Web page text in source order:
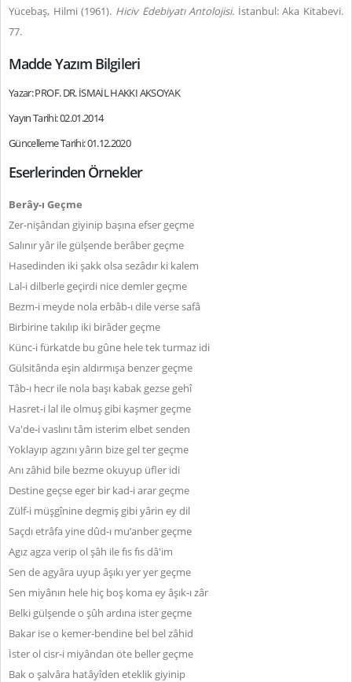
Yücebaş, Hilmi (1961). Hiciv Edebiyatı Antolojisi. İstanbul: Aka Kitabevi.
77.
Madde Yazım Bilgileri
Yazar: PROF. DR. İSMAİL HAKKI AKSOYAK
Yayın Tarihi: 02.01.2014
Güncelleme Tarihi: 01.12.2020
Eserlerinden Örnekler
Berây-ı Geçme
Zer-nişândan giyinip başına efser geçme
Salınır yâr ile gülşende berâber geçme
Hasedinden iki şakk olsa sezâdır ki kalem
Lal-i dilberle geçirdi nice demler geçme
Bezm-i meyde nola erbâb-ı dile verse safâ
Birbirine takılıp iki birâder geçme
Künc-i fürkatde bu gûne hele tek turmaz idi
Gülsitânda eşin aldırmışa benzer geçme
Tâb-ı hecr ile nola başı kabak gezse gehî
Hasret-i lal ile olmuş gibi kaşmer geçme
Va'de-i vaslını tâm isterim elbet senden
Yoklayıp agzını yârın bize gel ter geçme
Anı zâhid bile bezme okuyup üfler idi
Destine geçse eger bir kad-i arar geçme
Zülf-i müşgînine degmiş gibi yârin ey dil
Saçdı etrâfa yine dûd-ı mu’anber geçme
Agız agza verip ol şâh ile fıs fıs dâ'im
Sen de agyâra uyup âşıkı yer yer geçme
Sen miyânın hele hiç boş koma ey âşık-ı zâr
Belki gülşende o şûh ardına ister geçme
Bakar ise o kemer-bendine bel bel zâhid
İster ol cisr-i miyândan öte beller geçme
Bak o şalvâra hatâyîden eteklik giyinip